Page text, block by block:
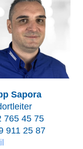
Sapora
765 45 75
911 25 87